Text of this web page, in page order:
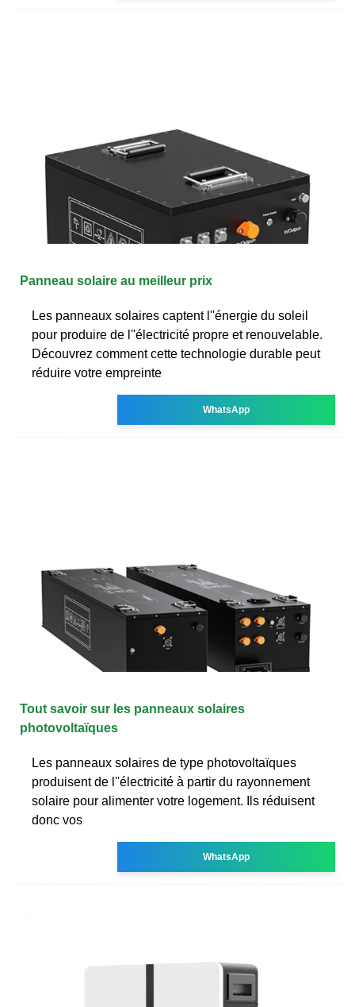
Panneau solaire au meilleur prix
Les panneaux solaires captent l''énergie du soleil
pour produire de l''électricité propre et renouvelable.
Découvrez comment cette technologie durable peut
réduire votre empreinte
WhatsApp
Tout savoir sur les panneaux solaires
photovoltaïques
Les panneaux solaires de type photovoltaïques
produisent de l''électricité à partir du rayonnement
solaire pour alimenter votre logement. Ils réduisent
donc vos
WhatsApp